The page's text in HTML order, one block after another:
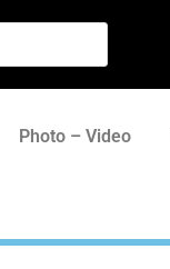
Photo – Video